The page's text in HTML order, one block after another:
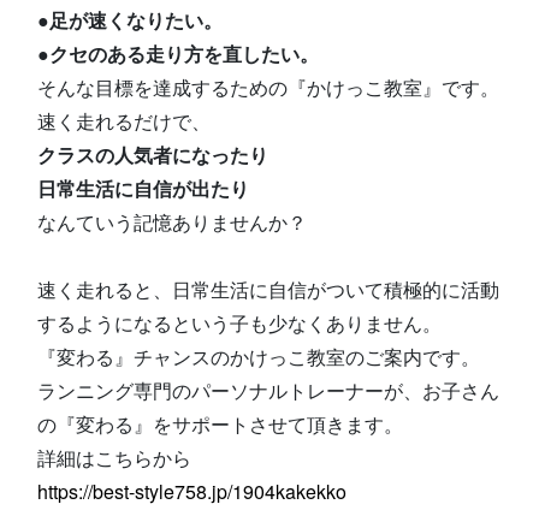
アクセス 問い合せ
体験予約する
●足が速くなりたい。
●クセのある走り方を直したい。
そんな目標を達成するための『かけっこ教室』です。
速く走れるだけで、
クラスの人気者になったり
日常生活に自信が出たり
なんていう記憶ありませんか？
速く走れると、日常生活に自信がついて積極的に活動
するようになるという子も少なくありません。
『変わる』チャンスのかけっこ教室のご案内です。
ランニング専門のパーソナルトレーナーが、お子さん
の『変わる』をサポートさせて頂きます。
詳細はこちらから
https://best-style758.jp/1904kakekko